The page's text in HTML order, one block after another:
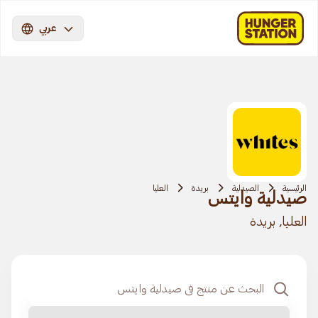
عربي
الرئيسية الصيدلية بريدة العليا
صيدلية وايتس
العليا, بريدة